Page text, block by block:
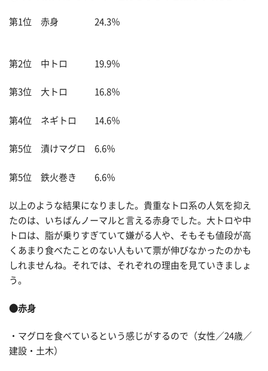
第1位 赤身 24.3％
第2位 中トロ 19.9％
第3位 大トロ 16.8％
第4位 ネギトロ 14.6％
第5位 漬けマグロ 6.6％
第5位 鉄火巻き 6.6％
以上のような結果になりました。貴重なトロ系の人気を抑え
たのは、いちばんノーマルと言える赤身でした。大トロや中
トロは、脂が乗りすぎていて嫌がる人や、そもそも値段が高
くあまり食べたことのない人もいて票が伸びなかったのかも
しれませんね。それでは、それぞれの理由を見ていきましょ
う。
●赤身
・マグロを食べているという感じがするので（女性／24歳／
建設・土木）